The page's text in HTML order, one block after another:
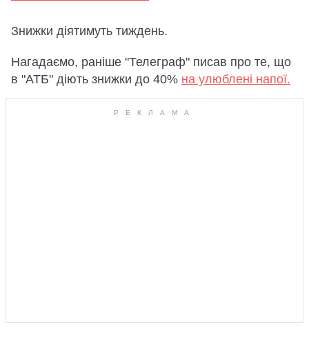
Знижки діятимуть тиждень.
Нагадаємо, раніше "Телеграф" писав про те, що
в "АТБ" діють знижки до 40% на улюблені напої.